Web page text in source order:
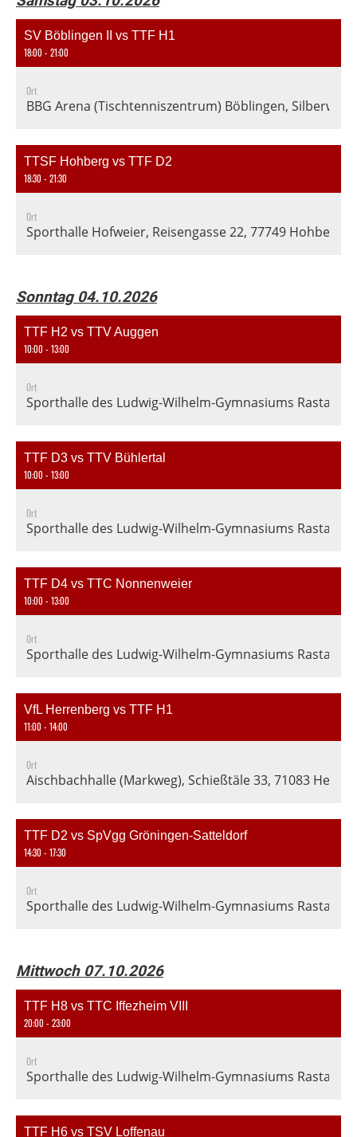
SV Böblingen II vs TTF H1
18:00 - 21:00
Ort
BBG Arena (Tischtenniszentrum) Böblingen,
TTSF Hohberg vs TTF D2
18:30 - 21:30
Ort
Sporthalle Hofweier, Reisengasse 22, 77749 Hohberg-
Sonntag 04.10.2026
TTF H2 vs TTV Auggen
10:00 - 13:00
Ort
Sporthalle des Ludwig-Wilhelm-Gymnasiums Rastatt,
TTF D3 vs TTV Bühlertal
10:00 - 13:00
Ort
Sporthalle des Ludwig-Wilhelm-Gymnasiums Rastatt,
TTF D4 vs TTC Nonnenweier
10:00 - 13:00
Ort
Sporthalle des Ludwig-Wilhelm-Gymnasiums Rastatt,
VfL Herrenberg vs TTF H1
11:00 - 14:00
Ort
Aischbachhalle (Markweg), Schießtäle 33, 71083
TTF D2 vs SpVgg Gröningen-Satteldorf
14:30 - 17:30
Ort
Sporthalle des Ludwig-Wilhelm-Gymnasiums Rastatt,
Mittwoch 07.10.2026
TTF H8 vs TTC Iffezheim VIII
20:00 - 23:00
Ort
Sporthalle des Ludwig-Wilhelm-Gymnasiums Rastatt,
TTF H6 vs TSV Loffenau